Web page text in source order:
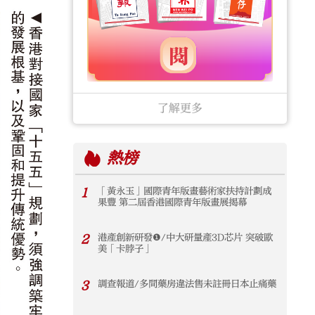
了解更多
熱榜
1
「黃永玉」國際青年版畫藝術家扶持計劃成
果豐 第二屆香港國際青年版畫展揭幕
2
港產創新研發❶/中大研量產3D芯片 突破歐
美「卡脖子」
3 調查報道/多間藥房違法售未註冊日本止痛藥